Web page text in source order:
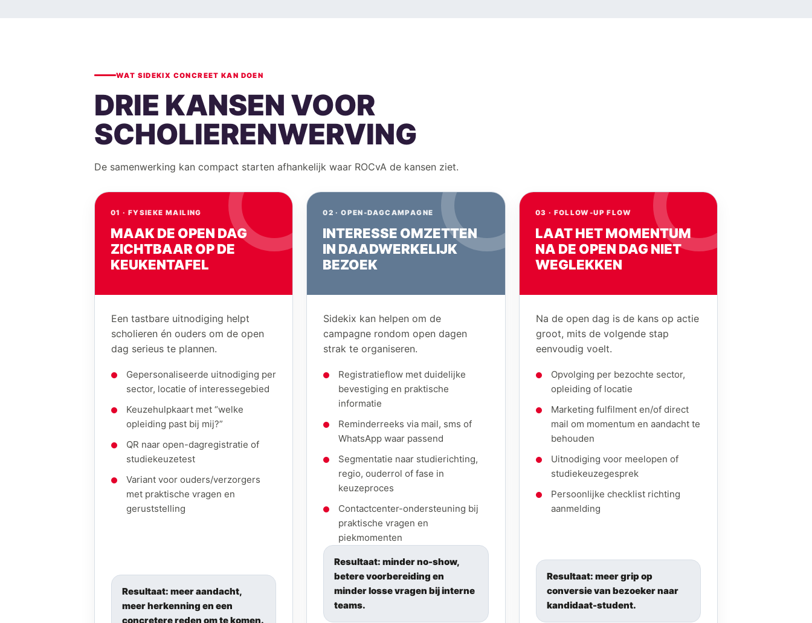
WAT SIDEKIX CONCREET KAN DOEN
DRIE KANSEN VOOR
SCHOLIERENWERVING
De samenwerking kan compact starten afhankelijk waar ROCvA de kansen ziet.
01 · FYSIEKE MAILING
MAAK DE OPEN DAG
ZICHTBAAR OP DE
KEUKENTAFEL
Een tastbare uitnodiging helpt
scholieren én ouders om de open
dag serieus te plannen.
Gepersonaliseerde uitnodiging per
sector, locatie of interessegebied
Keuzehulpkaart met “welke
opleiding past bij mij?”
QR naar open-dagregistratie of
studiekeuzetest
Variant voor ouders/verzorgers
met praktische vragen en
geruststelling
Resultaat: meer aandacht,
meer herkenning en een
concretere reden om te komen.
02 · OPEN-DAGCAMPAGNE
INTERESSE OMZETTEN
IN DAADWERKELIJK
BEZOEK
Sidekix kan helpen om de
campagne rondom open dagen
strak te organiseren.
Registratieflow met duidelijke
bevestiging en praktische
informatie
Reminderreeks via mail, sms of
WhatsApp waar passend
Segmentatie naar studierichting,
regio, ouderrol of fase in
keuzeproces
Contactcenter-ondersteuning bij
praktische vragen en
piekmomenten
Resultaat: minder no-show,
betere voorbereiding en
minder losse vragen bij interne
teams.
03 · FOLLOW-UP FLOW
LAAT HET MOMENTUM
NA DE OPEN DAG NIET
WEGLEKKEN
Na de open dag is de kans op actie
groot, mits de volgende stap
eenvoudig voelt.
Opvolging per bezochte sector,
opleiding of locatie
Marketing fulfilment en/of direct
mail om momentum en aandacht te
behouden
Uitnodiging voor meelopen of
studiekeuzegesprek
Persoonlijke checklist richting
aanmelding
Resultaat: meer grip op
conversie van bezoeker naar
kandidaat-student.